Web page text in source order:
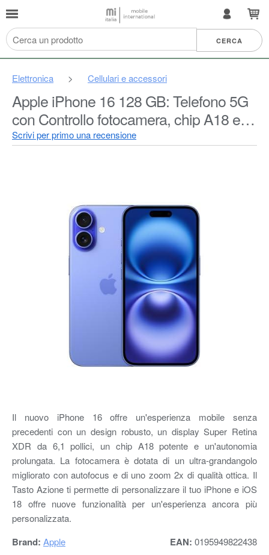
Elettronica > Cellulari e accessori
Apple iPhone 16 128 GB: Telefono 5G
con Controllo fotocamera, chip A18 e
tanta autonomia in più. Compatibile con
Scrivi per primo una recensione
Il nuovo iPhone 16 offre un'esperienza mobile senza
precedenti con un design robusto, un display Super Retina
XDR da 6,1 pollici, un chip A18 potente e un'autonomia
prolungata. La fotocamera è dotata di un ultra-grandangolo
migliorato con autofocus e di uno zoom 2x di qualità ottica. Il
Tasto Azione ti permette di personalizzare il tuo iPhone e iOS
18 offre nuove funzionalità per un'esperienza ancora più
personalizzata.
Brand: Apple EAN: 0195949822438